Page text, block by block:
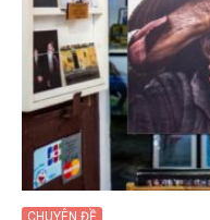
CHUYÊN ĐỀ